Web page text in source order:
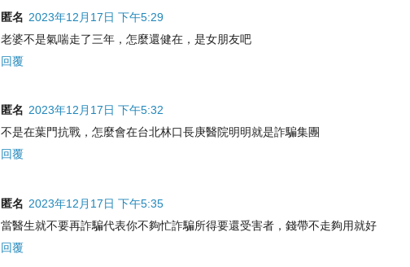
匿名 2023年12月17日 下午5:29
老婆不是氣喘走了三年，怎麼還健在，是女朋友吧
回覆
匿名 2023年12月17日 下午5:32
不是在葉門抗戰，怎麼會在台北林口長庚醫院明明就是詐騙集團
回覆
匿名 2023年12月17日 下午5:35
當醫生就不要再詐騙代表你不夠忙詐騙所得要還受害者，錢帶不走夠用就好
回覆